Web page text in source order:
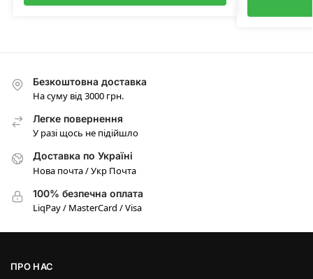
Безкоштовна доставка
На суму від 3000 грн.
Легке повернення
У разі щось не підійшло
Доставка по Україні
Нова почта / Укр Почта
100% безпечна оплата
LiqPay / MasterCard / Visa
ПРО НАС